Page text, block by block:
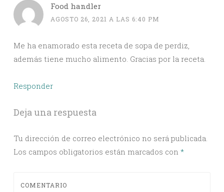
Food handler
AGOSTO 26, 2021 A LAS 6:40 PM
Me ha enamorado esta receta de sopa de perdiz,
además tiene mucho alimento. Gracias por la receta.
Responder
Deja una respuesta
Tu dirección de correo electrónico no será publicada.
Los campos obligatorios están marcados con *
COMENTARIO